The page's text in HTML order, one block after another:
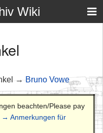
Wiki
→ Bruno Vowe
beachten/Please pay
→ Anmerkungen für